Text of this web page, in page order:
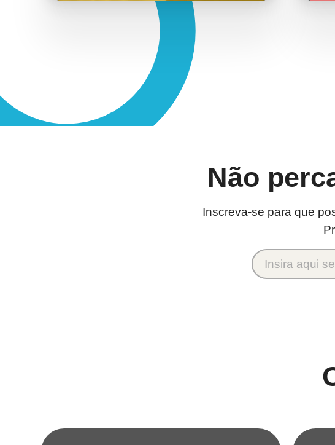
Não
Inscreva-se para que